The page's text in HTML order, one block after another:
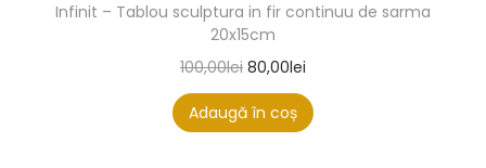
Infinit – Tablou sculptura in fir continuu de sarma
20x15cm
100,00lei 80,00lei
Adaugă în coș